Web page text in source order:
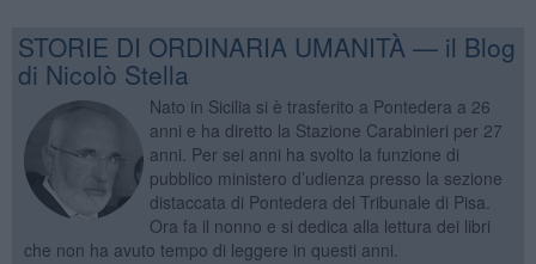
STORIE DI ORDINARIA UMANITÀ — il Blog
di Nicolò Stella
Nato in Sicilia si è trasferito a Pontedera a 26
anni e ha diretto la Stazione Carabinieri per 27
anni. Per sei anni ha svolto la funzione di
pubblico ministero d’udienza presso la sezione
distaccata di Pontedera del Tribunale di Pisa.
Ora fa il nonno e si dedica alla lettura dei libri
che non ha avuto tempo di leggere in questi anni.